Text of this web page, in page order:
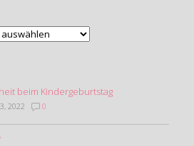
beim Kindergeburtstag
2022 0